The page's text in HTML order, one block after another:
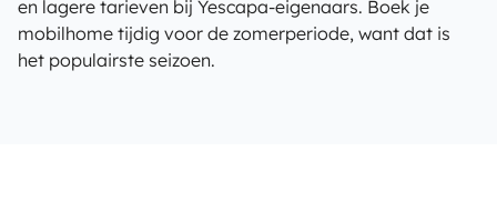
en lagere tarieven bij Yescapa-eigenaars. Boek je
mobilhome tijdig voor de zomerperiode, want dat is
het populairste seizoen.